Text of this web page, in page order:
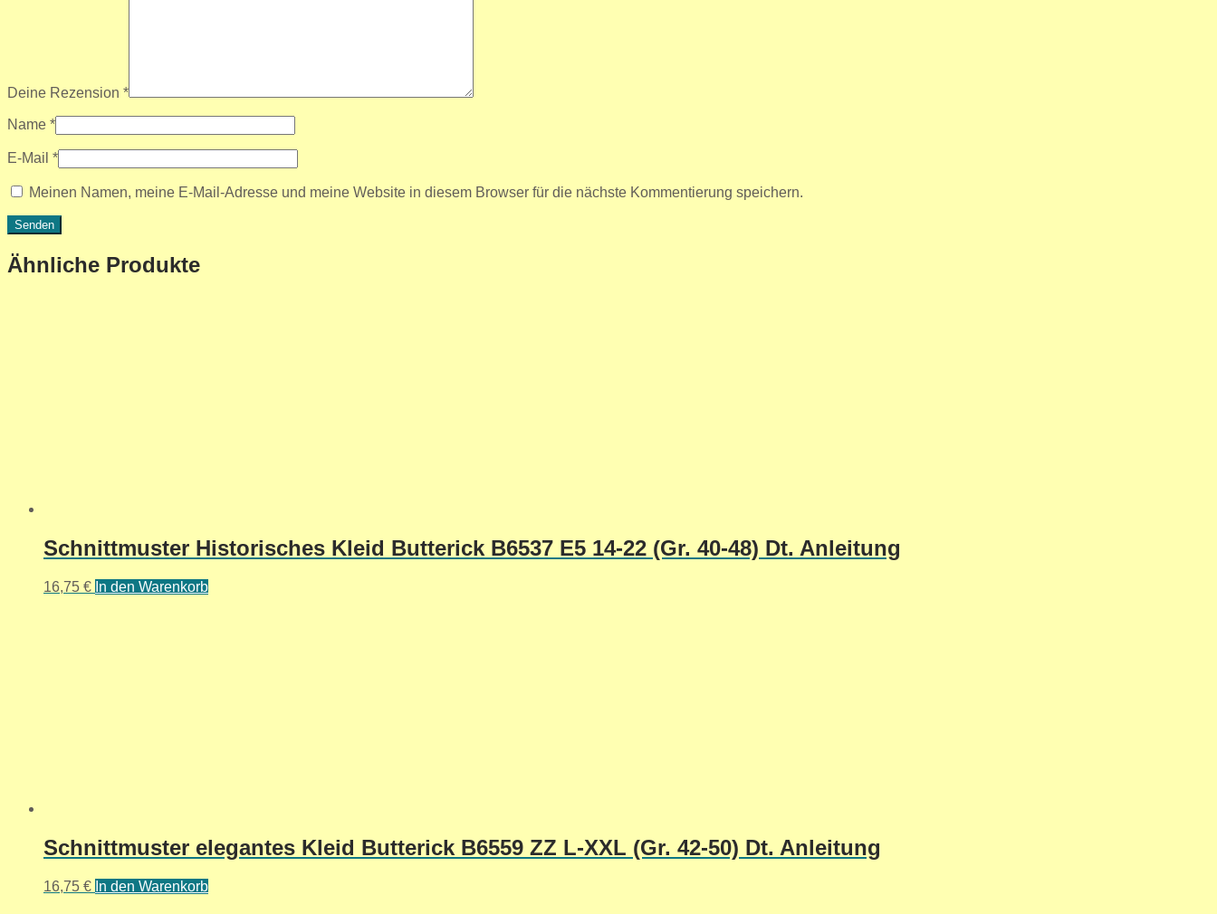
Deine Rezension *
Name *
E-Mail *
Meinen Namen, meine E-Mail-Adresse und meine Website in diesem Browser für die nächste Kommentierung speichern.
Ähnliche Produkte
Schnittmuster Historisches Kleid Butterick B6537 E5 14-22 (Gr. 40-48) Dt. Anleitung
16,75 € In den Warenkorb
Schnittmuster elegantes Kleid Butterick B6559 ZZ L-XXL (Gr. 42-50) Dt. Anleitung
16,75 € In den Warenkorb